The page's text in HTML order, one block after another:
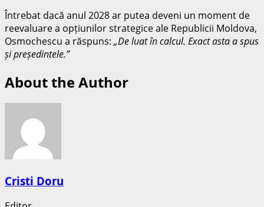
Întrebat dacă anul 2028 ar putea deveni un moment de
reevaluare a opțiunilor strategice ale Republicii Moldova,
Osmochescu a răspuns: „De luat în calcul. Exact asta a spus
și președintele.”
About the Author
Cristi Doru